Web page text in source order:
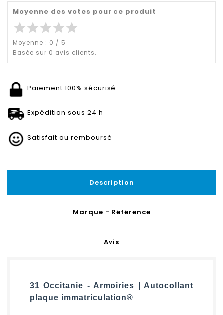
Moyenne des votes pour ce produit
starstarstarstarstar
Moyenne : 0 / 5
Basée sur 0 avis clients.
Paiement 100% sécurisé
Expédition sous 24 h
Satisfait ou remboursé
Description
Marque - Référence
Avis
31 Occitanie - Armoiries | Autocollant
plaque immatriculation®